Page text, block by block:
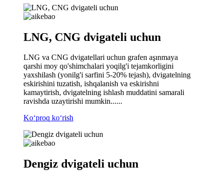
LNG, CNG dvigateli uchun
LNG va CNG dvigatellari uchun grafen aşınmaya
qarshi moy qo'shimchalari yoqilg'i tejamkorligini
yaxshilash (yonilg'i sarfini 5-20% tejash), dvigatelning
eskirishini tuzatish, ishqalanish va eskirishni
kamaytirish, dvigatelning ishlash muddatini samarali
ravishda uzaytirishi mumkin......
Koʻproq koʻrish
Dengiz dvigateli uchun